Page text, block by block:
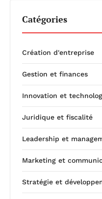
Catégories
Création d'entreprise
Gestion et finances
Innovation et
Juridique et fiscalité
Leadership et
Marketing et
Stratégie et